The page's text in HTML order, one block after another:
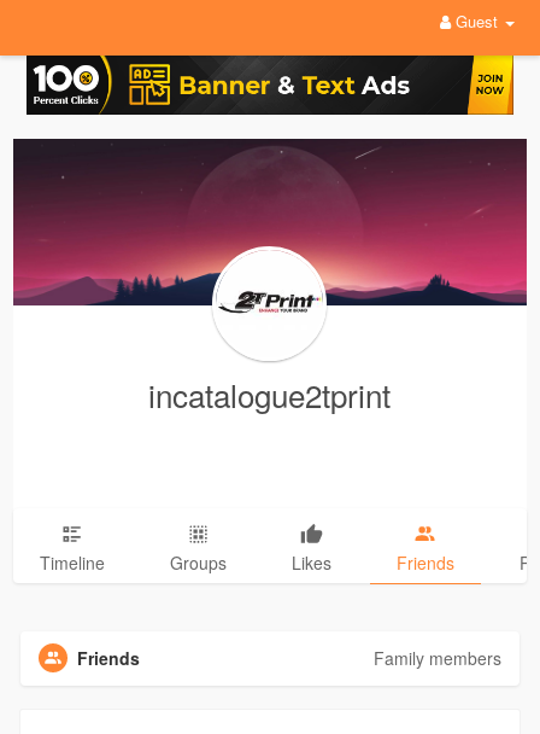
Guest
incatalogue2tprint
Timeline Groups Likes Friends
Friends Family members